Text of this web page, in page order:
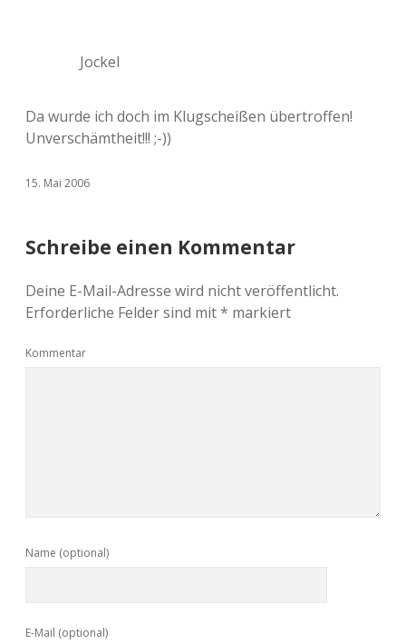
Jockel
Da wurde ich doch im Klugscheißen übertroffen!
Unverschämtheit!!! ;-))
15. Mai 2006
Schreibe einen Kommentar
Deine E-Mail-Adresse wird nicht veröffentlicht.
Erforderliche Felder sind mit* markiert
Kommentar
Name (optional)
E-Mail (optional)